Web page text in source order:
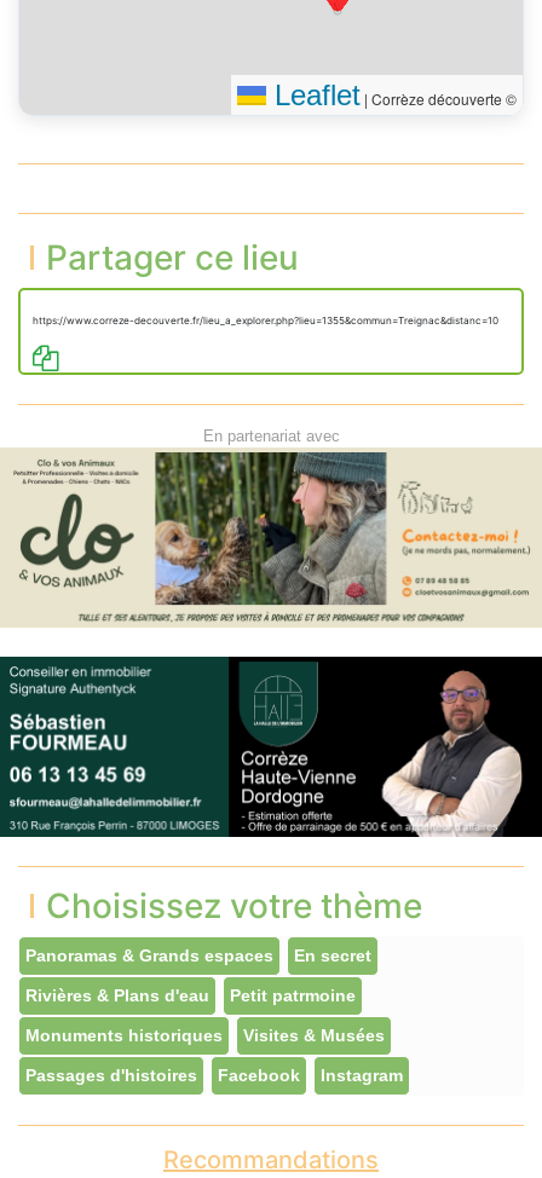
Leaflet | Corrèze découverte ©
Partager ce lieu
https://www.correze-decouverte.fr/lieu_a_explorer.php?lieu=1355&commun=Treignac&distanc=10
En partenariat avec
Choisissez votre thème
Panoramas & Grands espaces En secret
Rivières & Plans d'eau Petit patrmoine
Monuments historiques Visites & Musées
Passages d'histoires Facebook Instagram
Recommandations